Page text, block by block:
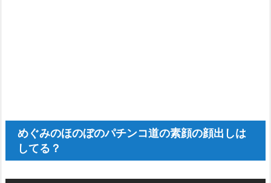
めぐみのほのぼのパチンコ道の素顔の顔出しは
してる？